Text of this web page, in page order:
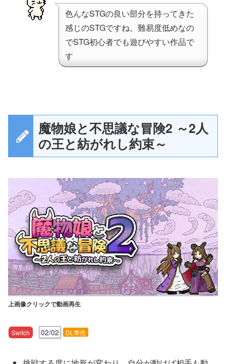
色んなSTGの良い部分を持ってきた
感じのSTGですね。難易度低めなの
でSTG初心者でも遊びやすい作品で
す
魔物娘と不思議な冒険2 ～2人
の王と紡がれし約束～
上画像クリックで動画再生
Switch 02/02 DL専売